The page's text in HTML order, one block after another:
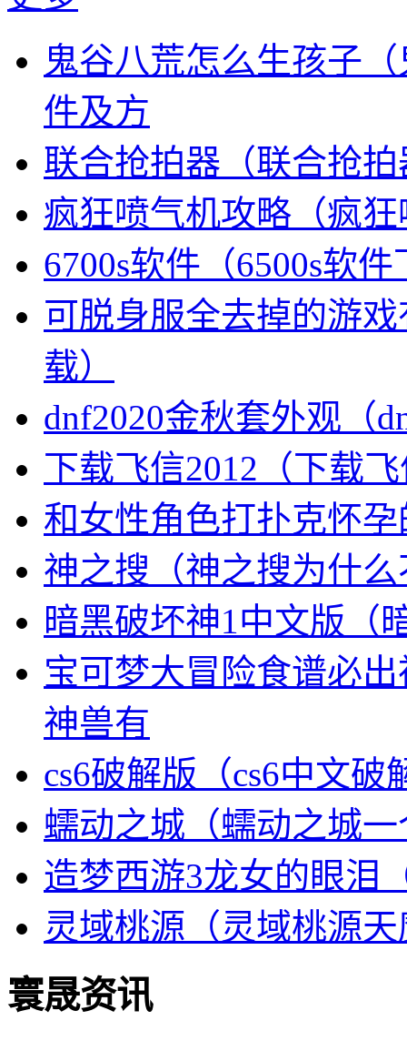
鬼谷八荒怎么生孩子
件及方
联合抢拍器（联合抢
疯狂喷气机攻略（疯
6700s软件（6500s软
可脱身服全去掉的游
载）
dnf2020金秋套外观（
下载飞信2012（下载
和女性角色打扑克怀
神之搜（神之搜为什
暗黑破坏神1中文版（
宝可梦大冒险食谱必
神兽有
cs6破解版（cs6中文破
蠕动之城（蠕动之城
造梦西游3龙女的眼泪
灵域桃源（灵域桃源
寰晟资讯